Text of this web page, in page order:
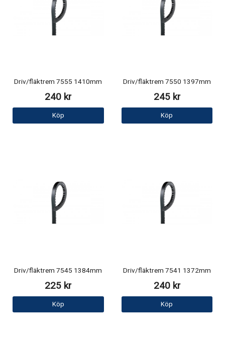
Driv/fläktrem 7555 1410mm
240 kr
Köp
Driv/fläktrem 7550 1397mm
245 kr
Köp
Driv/fläktrem 7545 1384mm
225 kr
Köp
Driv/fläktrem 7541 1372mm
240 kr
Köp